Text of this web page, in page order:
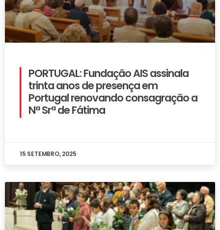
PORTUGAL: Fundação AIS assinala
trinta anos de presença em
Portugal renovando consagração a
Nª Srª de Fátima
15 SETEMBRO, 2025